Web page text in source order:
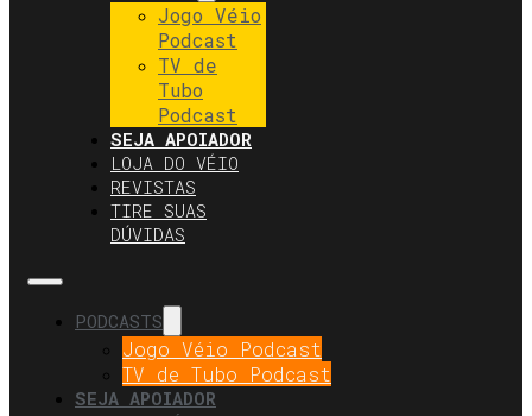
Jogo Véio
Podcast
TV de
Tubo
Podcast
SEJA APOIADOR
LOJA DO VÉIO
REVISTAS
TIRE SUAS
DÚVIDAS
PODCASTS
Jogo Véio Podcast
TV de Tubo Podcast
SEJA APOIADOR